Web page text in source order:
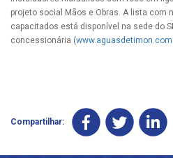
projeto social Mãos e Obras. A lista com
capacitados está disponível na sede do
concessionária (
Compartilhar: